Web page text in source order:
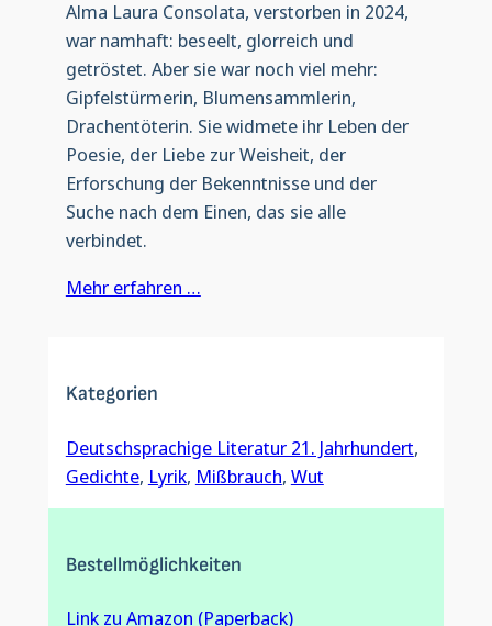
Alma Laura Consolata, verstorben in 2024,
war namhaft: beseelt, glorreich und
getröstet. Aber sie war noch viel mehr:
Gipfelstürmerin, Blumensammlerin,
Drachentöterin. Sie widmete ihr Leben der
Poesie, der Liebe zur Weisheit, der
Erforschung der Bekenntnisse und der
Suche nach dem Einen, das sie alle
verbindet.
Mehr erfahren …
Kategorien
Deutschsprachige Literatur 21. Jahrhundert
Gedichte, Lyrik, Mißbrauch, Wut
Bestellmöglichkeiten
Link zu Amazon (Paperback)